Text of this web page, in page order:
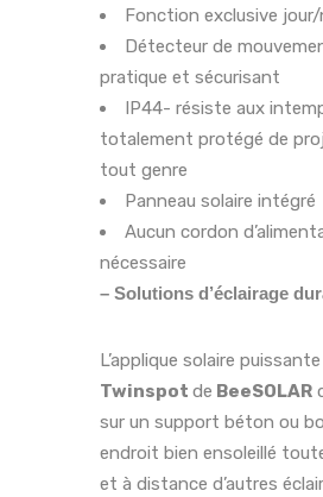
Fonction exclusive
Détecteur de
pratique et sécurisant
IP44- résiste aux
totalement protégé de
tout genre
Panneau solaire intégré
Aucun cordon
nécessaire
– Solutions d’éclairage
L’applique solaire puissante
Twinspot de BeeSOLAR
sur un support béton ou
endroit bien ensoleillé
et à distance d’autres